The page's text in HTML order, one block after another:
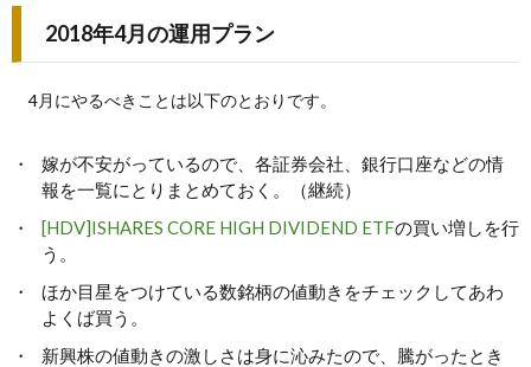
2018年4月の運用プラン
4月にやるべきことは以下のとおりです。
嫁が不安がっているので、各証券会社、銀行口座などの情
報を一覧にとりまとめておく。（継続）
[HDV]ISHARES CORE HIGH DIVIDEND ETFの買い増しを行
う。
ほか目星をつけている数銘柄の値動きをチェックしてあわ
よくば買う。
新興株の値動きの激しさは身に沁みたので、騰がったとき